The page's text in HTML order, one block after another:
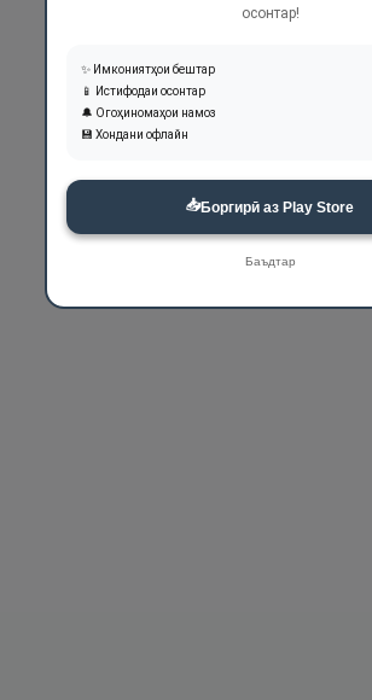
осонтар!
✨ Имкониятҳои бештар
📱 Истифодаи осонтар
🔔 Огоҳиномаҳои намоз
💾 Хондани офлайн
📥Боргирӣ аз Play Store
Баъдтар